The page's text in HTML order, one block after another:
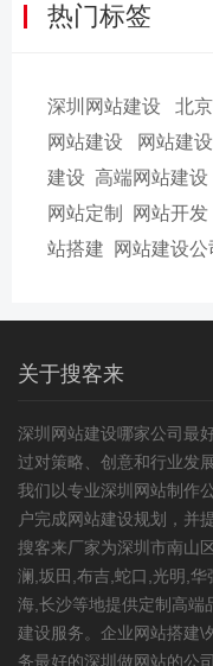
热门标签
深圳网站建设 北
网站建设
网站建设
建设 高端网站建设
网站定制
网站开发
站搭建
网站建设公
关于搜客来
深圳网站建设哪家公司最
过对策略、创意和行业发
我们以专业深圳网站制作
户完成网站建设规划，并
搜客来厂家为深圳市南山
澜,坂田,布吉,蛇口,光明,
海,长沙等地提供定制高端
建设服务。企业网站搭建\
务最好的深圳做网站的公